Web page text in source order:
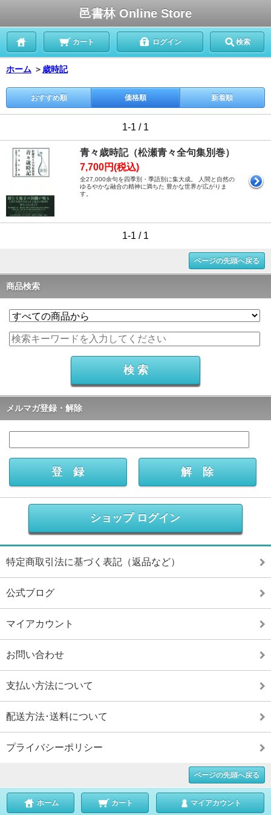
邑書林 Online Store
カート ログイン 検索
ホーム ＞ 歳時記
おすすめ順 価格順 新着順
1-1 / 1
青々歳時記（松瀬青々全句集別巻）
7,700円(税込)
全27,000余句を四季別・季語別に集大成。 人間と自然の
ゆるやかな融合の精神に満ちた 豊かな世界が広がりま
す。
1-1 / 1
ページの先頭へ戻る
商品検索
メルマガ登録・解除
ショップ ログイン
特定商取引法に基づく表記（返品など）
公式ブログ
マイアカウント
お問い合わせ
支払い方法について
配送方法･送料について
プライバシーポリシー
ページの先頭へ戻る
ホーム カート マイアカウント